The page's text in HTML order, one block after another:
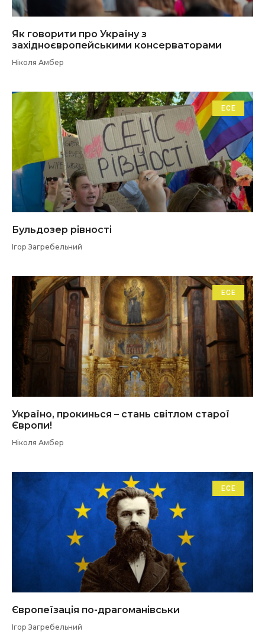
Як говорити про Україну з
західноєвропейськими консерваторами
Ніколя Амбер
ЕСЕ
Бульдозер рівності
Ігор Загребельний
ЕСЕ
Україно, прокинься – стань світлом старої
Європи!
Ніколя Амбер
ЕСЕ
Європеїзація по-драгоманівськи
Ігор Загребельний